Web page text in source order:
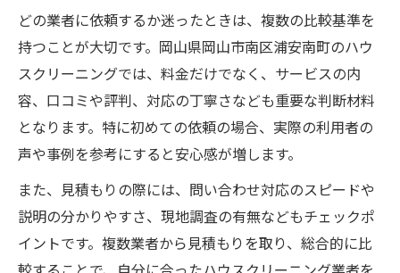
どの業者に依頼するか迷ったときは、複数の比較基準を
持つことが大切です。岡山県岡山市南区浦安南町のハウ
スクリーニングでは、料金だけでなく、サービスの内
容、口コミや評判、対応の丁寧さなども重要な判断材料
となります。特に初めての依頼の場合、実際の利用者の
声や事例を参考にすると安心感が増します。
また、見積もりの際には、問い合わせ対応のスピードや
説明の分かりやすさ、現地調査の有無などもチェックポ
イントです。複数業者から見積もりを取り、総合的に比